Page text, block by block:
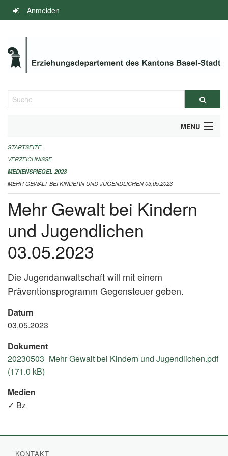
Navigation
überspringen
Anmelden
Suche
MENU
INFOS ZUM ED-MEDIENSPIEGEL
IMPRESSUM
STARTSEITE
VERZEICHNISSE
MEDIENSPIEGEL 2023
MEHR GEWALT BEI KINDERN UND JUGENDLICHEN 03.05.2023
Mehr Gewalt bei Kindern
und Jugendlichen
03.05.2023
Die Jugendanwaltschaft will mit einem
Präventionsprogramm Gegensteuer geben.
Datum
03.05.2023
Dokument
20230503_Mehr Gewalt bei Kindern und Jugendlichen.pdf
(171.0 kB)
Medien
✓ Bz
KONTAKT